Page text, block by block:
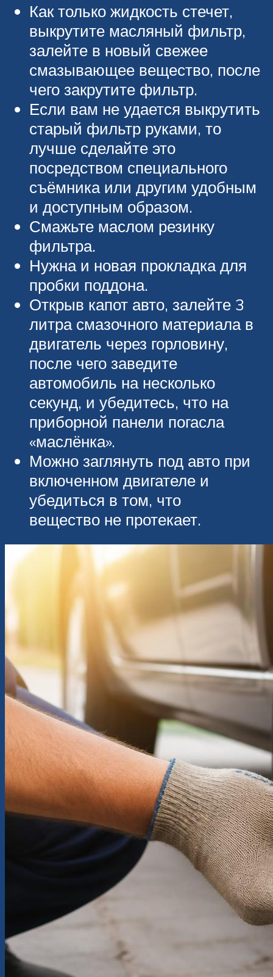
Как только жидкость стечет,
выкрутите масляный фильтр,
залейте в новый свежее
смазывающее вещество, после
чего закрутите фильтр.
Если вам не удается выкрутить
старый фильтр руками, то
лучше сделайте это
посредством специального
съёмника или другим удобным
и доступным образом.
Смажьте маслом резинку
фильтра.
Нужна и новая прокладка для
пробки поддона.
Открыв капот авто, залейте 3
литра смазочного материала в
двигатель через горловину,
после чего заведите
автомобиль на несколько
секунд, и убедитесь, что на
приборной панели погасла
«маслёнка».
Можно заглянуть под авто при
включенном двигателе и
убедиться в том, что
вещество не протекает.